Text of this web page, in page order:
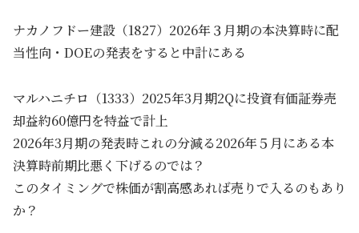
ナカノフドー建設（1827）2026年３月期の本決算時に配
当性向・DOEの発表をすると中計にある
マルハニチロ（1333）2025年3月期2Qに投資有価証券売
却益約60億円を特益で計上
2026年3月期の発表時これの分減る2026年５月にある本
決算時前期比悪く下げるのでは？
このタイミングで株価が割高感あれば売りで入るのもあり
か？